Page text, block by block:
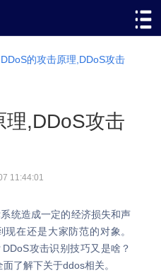
DDoS的攻击原理,DDoS攻击
理,DDoS攻击
11:44:01
造成一定的经济损失和声
在还是大家防范的对象。
攻击识别技巧又是啥？
了解下关于ddos相关。